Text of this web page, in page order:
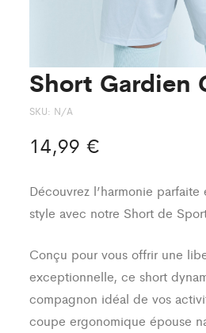
Short Gardien
SKU: N/A
14,99 €
Découvrez l’harmonie
style avec notre Short de
Conçu pour vous offrir une
exceptionnelle, ce short
compagnon idéal de vos
coupe ergonomique épouse